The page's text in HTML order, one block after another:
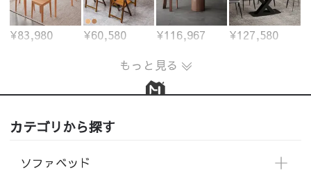
¥83,980 ¥60,580 ¥116,967
¥127,580
もっと見る
カテゴリから探す
ソファベッド